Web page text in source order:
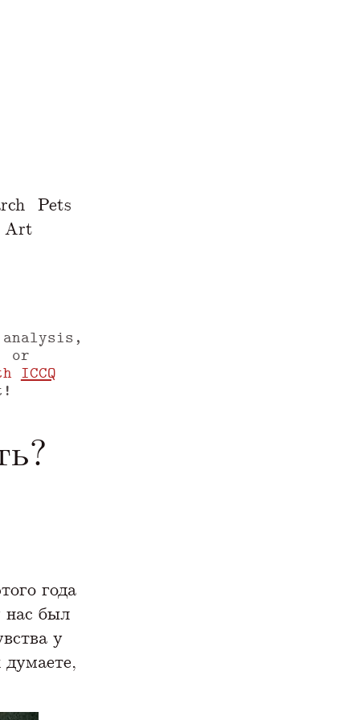
Pets
Art
or
ICCQ
2016/12/19/are-you-
года
нас был
у